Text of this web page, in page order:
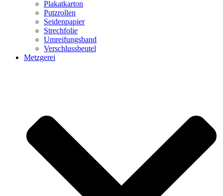
Plakatkarton
Putzrollen
Seidenpapier
Strechfolie
Umreifungsband
Verschlussbeutel
Metzgerei